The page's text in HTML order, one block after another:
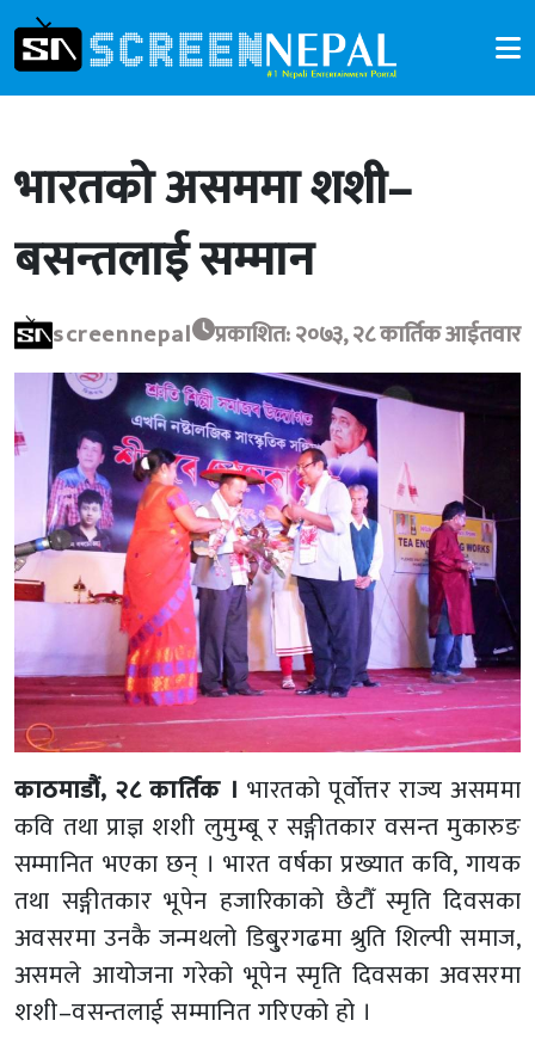
भारतको असममा शशी–
बसन्तलाई सम्मान
screennepal प्रकाशित: २०७३, २८ कार्तिक आईतवार
काठमाडौं, २८ कार्तिक । भारतको पूर्वोत्तर राज्य असममा
कवि तथा प्राज्ञ शशी लुमुम्बू र सङ्गीतकार वसन्त मुकारुङ
सम्मानित भएका छन् । भारत वर्षका प्रख्यात कवि, गायक
तथा सङ्गीतकार भूपेन हजारिकाको छैटौँ स्मृति दिवसका
अवसरमा उनकै जन्मथलो डिबु्रगढमा श्रुति शिल्पी समाज,
असमले आयोजना गरेको भूपेन स्मृति दिवसका अवसरमा
शशी–वसन्तलाई सम्मानित गरिएको हो ।